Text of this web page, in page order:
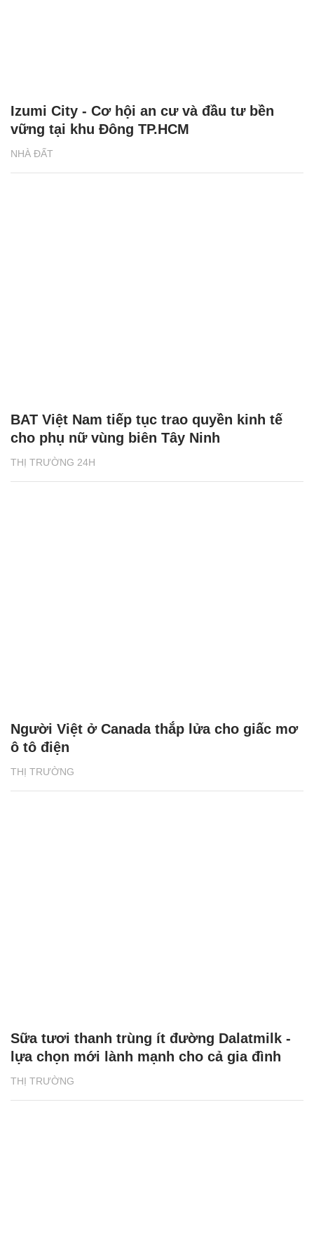
NHÀ ĐẤT
Izumi City - Cơ hội an cư và đầu tư bền
vững tại khu Đông TP.HCM
THỊ TRƯỜNG 24H
BAT Việt Nam tiếp tục trao quyền kinh tế
cho phụ nữ vùng biên Tây Ninh
THỊ TRƯỜNG
Người Việt ở Canada thắp lửa cho giấc mơ
ô tô điện
THỊ TRƯỜNG
Sữa tươi thanh trùng ít đường Dalatmilk -
lựa chọn mới lành mạnh cho cả gia đình